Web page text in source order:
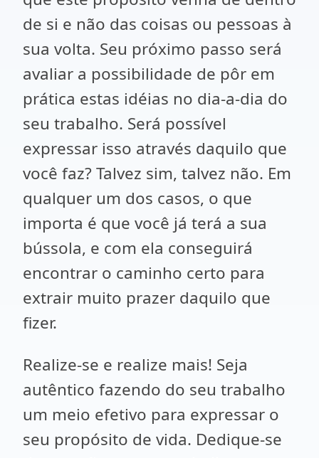
de si e não das coisas ou pessoas à
sua volta. Seu próximo passo será
avaliar a possibilidade de pôr em
prática estas idéias no dia-a-dia do
seu trabalho. Será possível
expressar isso através daquilo que
você faz? Talvez sim, talvez não. Em
qualquer um dos casos, o que
importa é que você já terá a sua
bússola, e com ela conseguirá
encontrar o caminho certo para
extrair muito prazer daquilo que
fizer.
Realize-se e realize mais! Seja
autêntico fazendo do seu trabalho
um meio efetivo para expressar o
seu propósito de vida. Dedique-se